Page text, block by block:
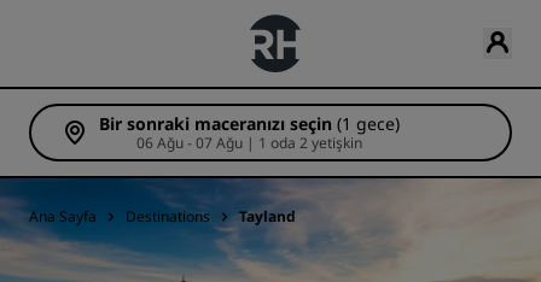
Bir sonraki maceranızı seçin (1 gece)
06 Ağu - 07 Ağu | 1 oda 2 yetişkin
Ana Sayfa Destinations Tayland